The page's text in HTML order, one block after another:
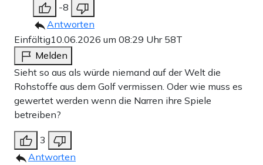
-8
Antworten
Einfältig10.06.2026 um 08:29 Uhr 58T
Melden
Sieht so aus als würde niemand auf der Welt die
Rohstoffe aus dem Golf vermissen. Oder wie muss es
gewertet werden wenn die Narren ihre Spiele
betreiben?
3
Antworten